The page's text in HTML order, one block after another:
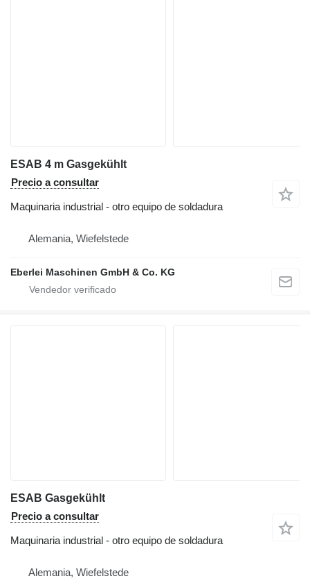
ESAB 4 m Gasgekühlt
Precio a consultar
Maquinaria industrial - otro equipo de soldadura
Alemania, Wiefelstede
Eberlei Maschinen GmbH & Co. KG
ESAB Gasgekühlt
Precio a consultar
Maquinaria industrial - otro equipo de soldadura
Alemania, Wiefelstede